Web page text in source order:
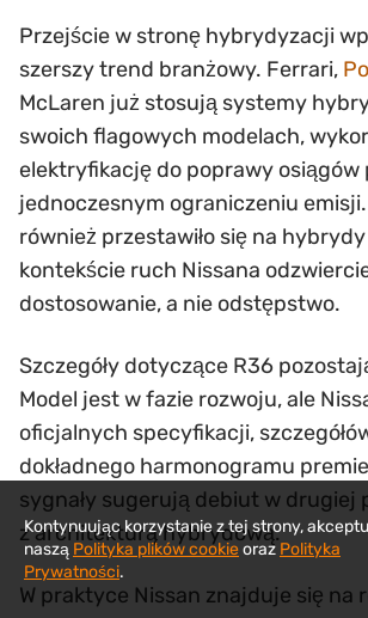
Przejście w stronę hybrydyzacji
szerszy trend branżowy. Ferrari,
McLaren już stosują systemy
swoich flagowych modelach,
elektryfikację do poprawy osiągów
jednoczesnym ograniczeniu
również przestawiło się na
kontekście ruch Nissana
dostosowanie, a nie odstępstwo.
Szczegóły dotyczące R36
Model jest w fazie rozwoju, ale
oficjalnych specyfikacji,
dokładnego harmonogramu
sygnały sugerują debiut w drugiej
z architekturą hybrydową.
W praktyce Nissan znajduje się na
Kontynuując korzystanie z tej strony,
naszą Polityka plików cookieoraz Polityka
Prywatności.